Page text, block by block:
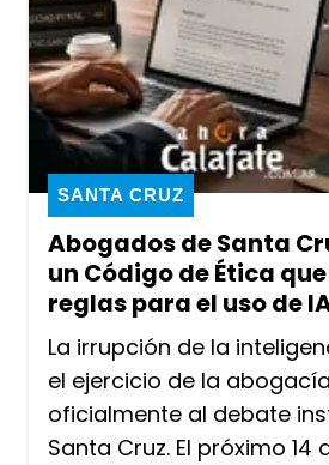
Abogados de Santa
un Código de Ética
reglas para el uso de
SANTA CRUZ
La irrupción de la
el ejercicio de la
oficialmente al debate
Santa Cruz. El próximo 14